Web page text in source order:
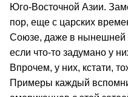
Юго‑Восточной Азии.
пор, еще с царских
Союзе, даже в нынешней
если что‑то задумано у
Впрочем, у них, кстати,
Примеры каждый